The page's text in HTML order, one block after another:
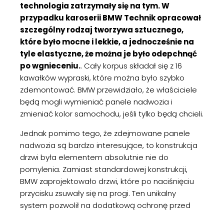
technologia zatrzymały się na tym. W
przypadku karoserii BMW Technik opracował
szczególny rodzaj tworzywa sztucznego,
które było mocne i lekkie, a jednocześnie na
tyle elastyczne, że można je było odepchnąć
po wgnieceniu.. Cały korpus składał się z 16
kawałków wypraski, które można było szybko
zdemontować. BMW przewidziało, że właściciele
będą mogli wymieniać panele nadwozia i
zmieniać kolor samochodu, jeśli tylko będą chcieli.
Jednak pomimo tego, że zdejmowane panele
nadwozia są bardzo interesujące, to konstrukcja
drzwi była elementem absolutnie nie do
pomylenia. Zamiast standardowej konstrukcji,
BMW zaprojektowało drzwi, które po naciśnięciu
przycisku zsuwały się na progi. Ten unikalny
system pozwolił na dodatkową ochronę przed